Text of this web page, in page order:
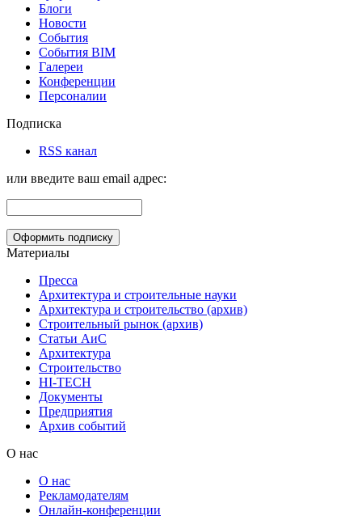
Блоги
Новости
События
События BIM
Галереи
Конференции
Персоналии
Подписка
RSS канал
или введите ваш email адрес:
Материалы
Пресса
Архитектура и строительные науки
Архитектура и строительство (архив)
Строительный рынок (архив)
Статьи АиС
Архитектура
Строительство
HI-TECH
Документы
Предприятия
Архив событий
О нас
О нас
Рекламодателям
Онлайн-конференции